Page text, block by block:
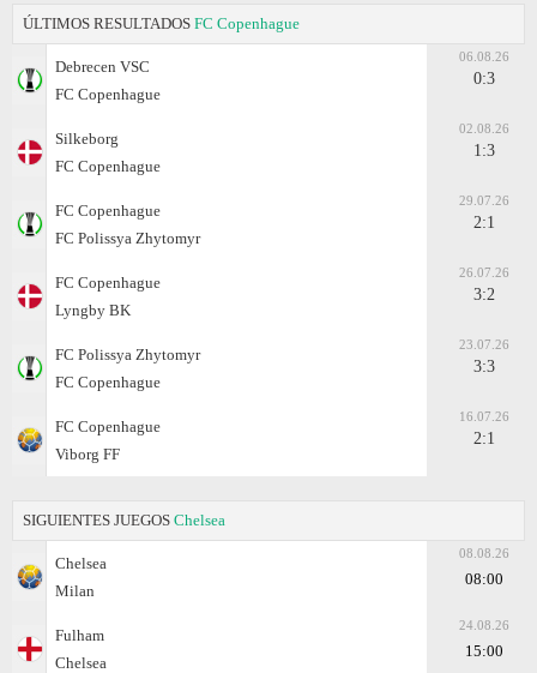
ÚLTIMOS RESULTADOS FC Copenhague
Debrecen VSC
FC Copenhague
06.08.26
0:3
Silkeborg
FC Copenhague
02.08.26
1:3
FC Copenhague
FC Polissya Zhytomyr
29.07.26
2:1
FC Copenhague
Lyngby BK
26.07.26
3:2
FC Polissya Zhytomyr
FC Copenhague
23.07.26
3:3
FC Copenhague
Viborg FF
16.07.26
2:1
SIGUIENTES JUEGOS Chelsea
Chelsea
Milan
08.08.26
08:00
Fulham
Chelsea
24.08.26
15:00